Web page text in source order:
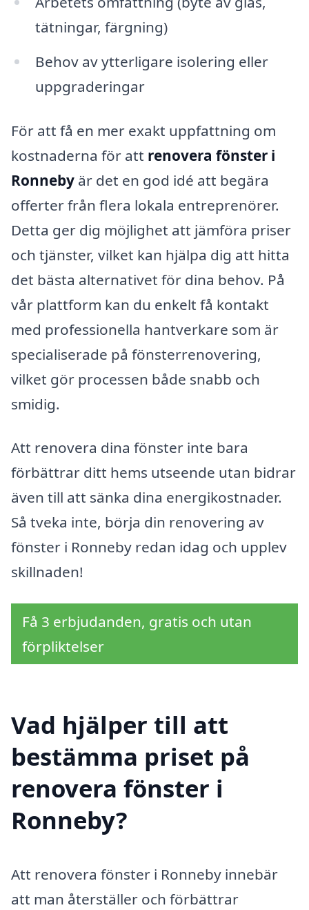
tätningar, färgning)
Behov av ytterligare isolering eller
uppgraderingar
För att få en mer exakt uppfattning om
kostnaderna för att renovera fönster i
Ronneby är det en god idé att begära
offerter från flera lokala entreprenörer.
Detta ger dig möjlighet att jämföra priser
och tjänster, vilket kan hjälpa dig att hitta
det bästa alternativet för dina behov. På
vår plattform kan du enkelt få kontakt
med professionella hantverkare som är
specialiserade på fönsterrenovering,
vilket gör processen både snabb och
smidig.
Att renovera dina fönster inte bara
förbättrar ditt hems utseende utan bidrar
även till att sänka dina energikostnader.
Så tveka inte, börja din renovering av
fönster i Ronneby redan idag och upplev
skillnaden!
Få 3 erbjudanden, gratis och utan
förpliktelser
Vad hjälper till att
bestämma priset på
renovera fönster i
Ronneby?
Att renovera fönster i Ronneby innebär
att man återställer och förbättrar